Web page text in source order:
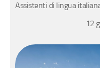
Assistenti di lingua
12